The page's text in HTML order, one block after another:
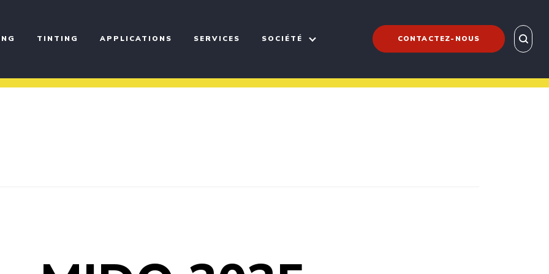
TINTING APPLICATIONS SERVICES SOCIÉTÉ CONTACTEZ-NOUS